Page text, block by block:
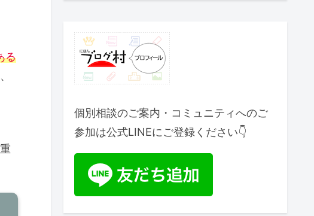
る
個別相談のご案内・コミュニティへのご
参加は公式LINEにご登録ください👇